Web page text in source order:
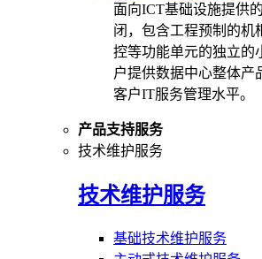
面向ICT基础设施提供
闭，包含工程预制的机
控等功能单元的独立的
户提供数据中心整体产
客户IT服务管理水平。
产品支持服务
技术维护服务
技术维护服务
基础技术维护服务